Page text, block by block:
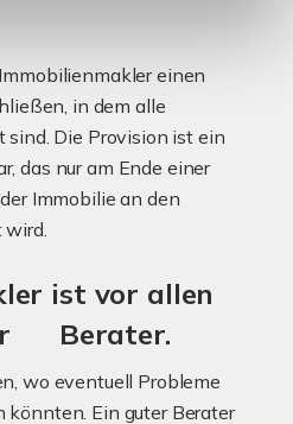
einen
in dem alle
sind. Die Provision ist ein
das nur am Ende einer
Immobilie an den
wird.
ist vor allen
Berater.
wo eventuell Probleme
könnten. Ein guter Berater